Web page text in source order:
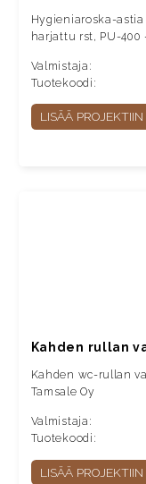
Hygieniaroska-
harjattu rst, PU-400
Valmistaja:
Tuotekoodi:
LISÄÄ PROJEKTIIN
Kahden rullan
Kahden wc-rullan
Tamsale Oy
Valmistaja:
Tuotekoodi:
LISÄÄ PROJEKTIIN